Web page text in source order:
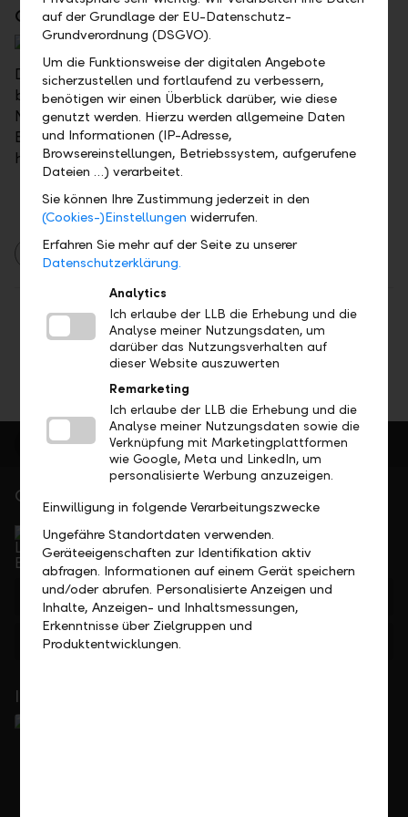
Quick-Link Menü
Das Quick-Link Menü (roter Button rechts unten) ist
bereits bestens bekannt aus dem Mobile Banking.
Neu gibt es das Quick-Link Menü auch im Online
Banking. Mit nur wenigen Klicks gelangen Sie zu den
häufigsten verwendeten Aktionen.
LLB Mobile Banking LLB Online Banking
Teilen Drucken
Gerne für Sie da
Telefonisch erreichbar von Montag bis Freitag, 08.00
bis 17.30 Uhr
+423 236 88 11
Feedback
In Ihrer Nähe
auf der Grundlage der EU-Datenschutz-
Grundverordnung (DSGVO).
Um die Funktionsweise der digitalen Angebote
sicherzustellen und fortlaufend zu verbessern,
benötigen wir einen Überblick darüber, wie diese
genutzt werden. Hierzu werden allgemeine Daten
und Informationen (IP-Adresse,
Browsereinstellungen, Betriebssystem, aufgerufene
Dateien …) verarbeitet.
Sie können Ihre Zustimmung jederzeit in den
(Cookies-)Einstellungen widerrufen.
Erfahren Sie mehr auf der Seite zu unserer
Datenschutzerklärung.
Analytics
Ich erlaube der LLB die Erhebung und die
Analyse meiner Nutzungsdaten, um
darüber das Nutzungsverhalten auf
dieser Website auszuwerten
Remarketing
Ich erlaube der LLB die Erhebung und die
Analyse meiner Nutzungsdaten sowie die
Verknüpfung mit Marketingplattformen
wie Google, Meta und LinkedIn, um
personalisierte Werbung anzuzeigen.
Einwilligung in folgende Verarbeitungszwecke
Ungefähre Standortdaten verwenden.
Geräteeigenschaften zur Identifikation aktiv
abfragen. Informationen auf einem Gerät speichern
und/oder abrufen. Personalisierte Anzeigen und
Inhalte, Anzeigen- und Inhaltsmessungen,
Erkenntnisse über Zielgruppen und
Produktentwicklungen.